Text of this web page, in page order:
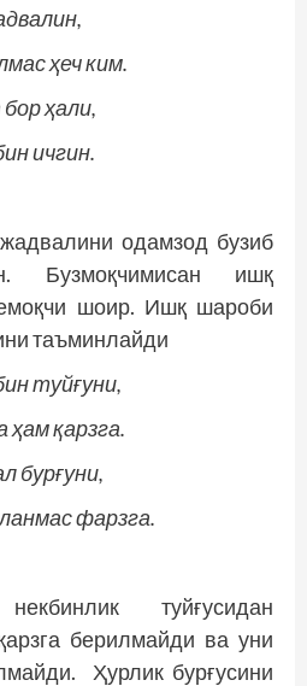
ҳеч ким.
ҳали,
ичгин.
одамзод бузиб
Бузмоқчимисан ишқ
шоир. Ишқ шароби
таъминлайди
туйғуни,
ҳам қарзга.
бурғуни,
фарзга.
туйғусидан
берилмайди ва уни
Ҳурлик бурғусини